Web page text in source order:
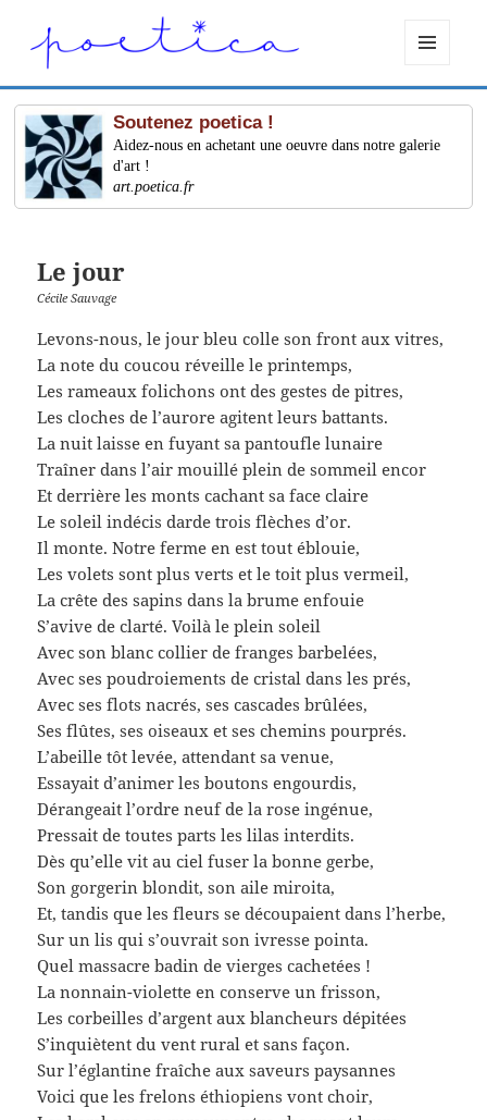
ET
WIDGETS
Soutenez poetica !
Aidez-nous en achetant une oeuvre dans notre galerie
d'art !
art.poetica.fr
Le jour
Cécile Sauvage
Levons-nous, le jour bleu colle son front aux vitres,
La note du coucou réveille le printemps,
Les rameaux folichons ont des gestes de pitres,
Les cloches de l’aurore agitent leurs battants.
La nuit laisse en fuyant sa pantoufle lunaire
Traîner dans l’air mouillé plein de sommeil encor
Et derrière les monts cachant sa face claire
Le soleil indécis darde trois flèches d’or.
Il monte. Notre ferme en est tout éblouie,
Les volets sont plus verts et le toit plus vermeil,
La crête des sapins dans la brume enfouie
S’avive de clarté. Voilà le plein soleil
Avec son blanc collier de franges barbelées,
Avec ses poudroiements de cristal dans les prés,
Avec ses flots nacrés, ses cascades brûlées,
Ses flûtes, ses oiseaux et ses chemins pourprés.
L’abeille tôt levée, attendant sa venue,
Essayait d’animer les boutons engourdis,
Dérangeait l’ordre neuf de la rose ingénue,
Pressait de toutes parts les lilas interdits.
Dès qu’elle vit au ciel fuser la bonne gerbe,
Son gorgerin blondit, son aile miroita,
Et, tandis que les fleurs se découpaient dans l’herbe,
Sur un lis qui s’ouvrait son ivresse pointa.
Quel massacre badin de vierges cachetées !
La nonnain-violette en conserve un frisson,
Les corbeilles d’argent aux blancheurs dépitées
S’inquiètent du vent rural et sans façon.
Sur l’églantine fraîche aux saveurs paysannes
Voici que les frelons éthiopiens vont choir,